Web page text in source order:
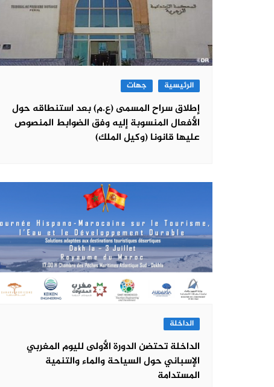
الرئيسية جهات
إطلاق سراح المسمى (ع.م) بعد استنطاقه حول
الأفعال المنسوبة إليه وفق الضوابط المنصوص
عليها قانونا (وكيل الملك)
الداخلة
الداخلة تحتضن الدورة الأولى لليوم المغربي
الإسباني حول السياحة والماء والتنمية
المستدامة